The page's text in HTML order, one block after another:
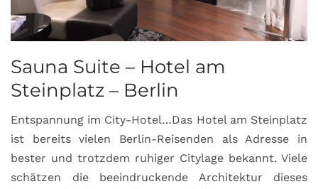
Sauna Suite – Hotel am
Steinplatz – Berlin
Entspannung im City-Hotel…Das Hotel am Steinplatz
ist bereits vielen Berlin-Reisenden als Adresse in
bester und trotzdem ruhiger Citylage bekannt. Viele
schätzen die beeindruckende Architektur dieses